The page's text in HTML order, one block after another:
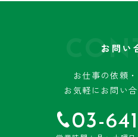
お問い
お仕事の依頼
お気軽にお問い
03-